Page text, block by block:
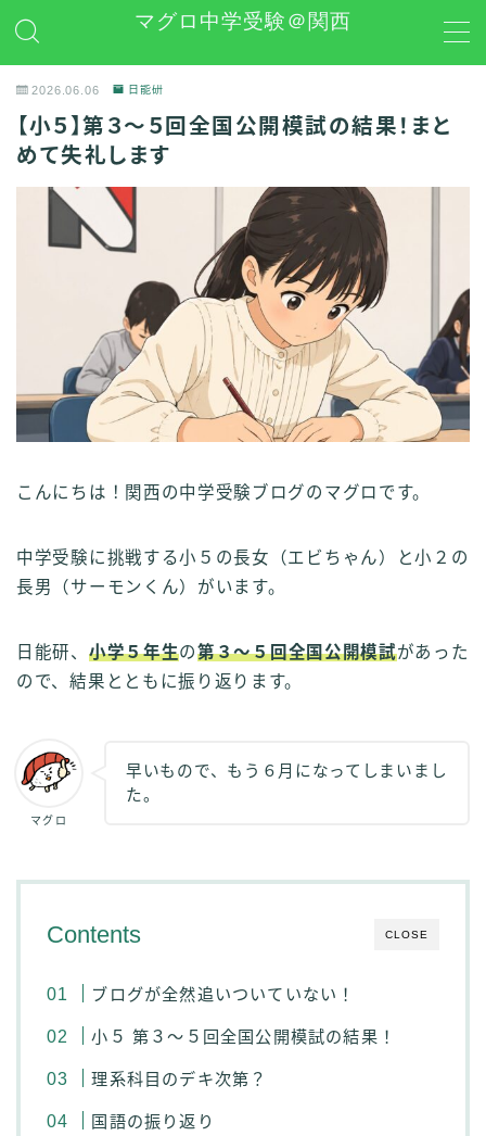
マグロ中学受験＠関西
日能研
学習グッズレビュー
お問い合わせ
プライバシーポリシー
2026.06.06 日能研
【小５】第３〜５回全国公開模試の結果！まと
めて失礼します
こんにちは！関西の中学受験ブログのマグロです。
中学受験に挑戦する小５の長女（エビちゃん）と小２の
長男（サーモンくん）がいます。
日能研、 小学５年生の第３〜５回全国公開模試があった
ので、結果とともに振り返ります。
マグロ
早いもので、もう６月になってしまいまし
た。
CLOSE
Contents
ブログが全然追いついていない！
小５ 第３〜５回全国公開模試の結果！
理系科目のデキ次第？
国語の振り返り